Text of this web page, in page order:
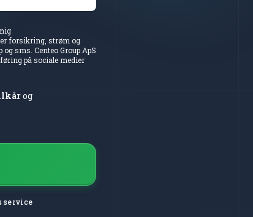
forsikring, strøm og
sms. Centeo Group ApS
på sociale medier
og
service